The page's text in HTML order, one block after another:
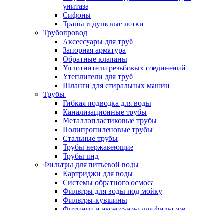
унитаза
Сифоны
Трапы и душевые лотки
Трубопровод
Аксессуары для труб
Запорная арматура
Обратные клапаны
Уплотнители резьбовых соединений
Утеплители для труб
Шланги для стиральных машин
Трубы
Гибкая подводка для воды
Канализационные трубы
Металлопластиковые трубы
Полипропиленовые трубы
Стальные трубы
Трубы нержавеющие
Трубы пнд
Фильтры для питьевой воды
Картриджи для воды
Системы обратного осмоса
Фильтры для воды под мойку
Фильтры-кувшины